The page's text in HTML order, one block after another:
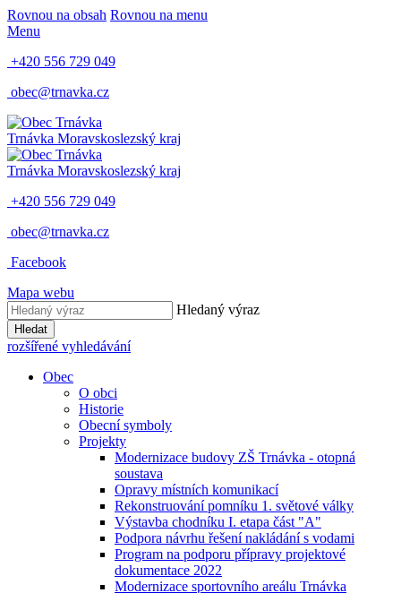
Rovnou na obsah Rovnou na menu
Menu
+420 556 729 049
obec@trnavka.cz
Trnávka Moravskoslezský kraj
Trnávka Moravskoslezský kraj
+420 556 729 049
obec@trnavka.cz
Facebook
Mapa webu
Hledaný výraz
Hledat
rozšířené vyhledávání
Obec
O obci
Historie
Obecní symboly
Projekty
Modernizace budovy ZŠ Trnávka - otopná
soustava
Opravy místních komunikací
Rekonstruování pomníku 1. světové války
Výstavba chodníku I. etapa část "A"
Podpora návrhu řešení nakládání s vodami
Program na podporu přípravy projektové
dokumentace 2022
Modernizace sportovního areálu Trnávka